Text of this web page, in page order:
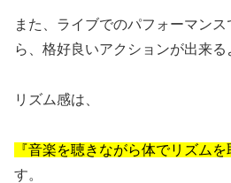
また、ライブでのパフォーマン
ら、格好良いアクションが出来る
リズム感は、
『音楽を聴きながら体でリズムを
す。